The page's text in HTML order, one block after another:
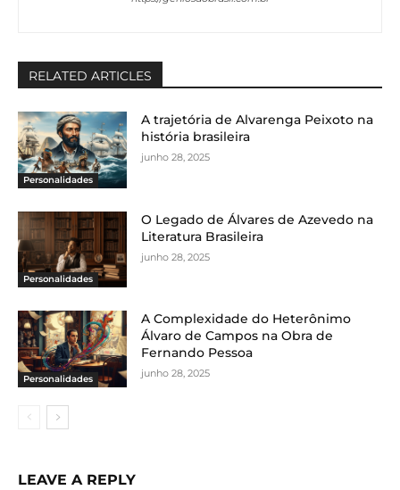
RELATED ARTICLES
Personalidades
A trajetória de Alvarenga Peixoto na
história brasileira
junho 28, 2025
Personalidades
O Legado de Álvares de Azevedo na
Literatura Brasileira
junho 28, 2025
Personalidades
A Complexidade do Heterônimo
Álvaro de Campos na Obra de
Fernando Pessoa
junho 28, 2025
LEAVE A REPLY